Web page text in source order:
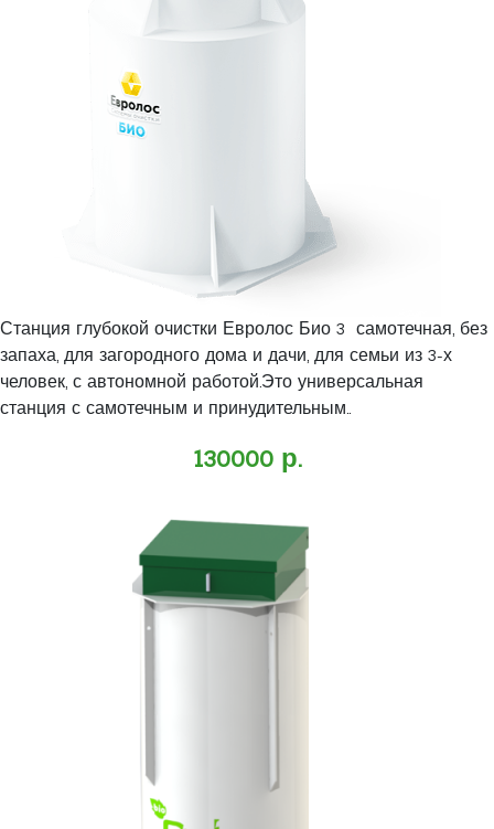
Станция глубокой очистки Евролос Био 3 самотечная, без
запаха, для загородного дома и дачи, для семьи из 3-х
человек, с автономной работой.Это универсальная
станция с самотечным и принудительным..
130000 р.